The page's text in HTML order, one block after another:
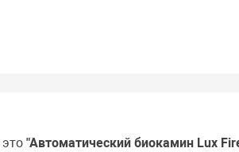
это"Автоматический биокамин Lux